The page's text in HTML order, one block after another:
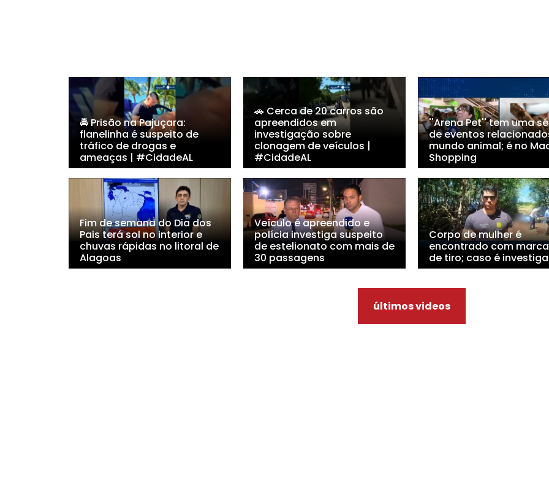
🚔 Prisão na Pajuçara:
flanelinha é suspeito de
tráfico de drogas e
ameaças | #CidadeAL
🚗 Cerca de 20 carros são
apreendidos em
investigação sobre
clonagem de veículos |
#CidadeAL
''Arena Pet'' tem uma
de eventos
mundo animal; é no
Shopping
Fim de semana do Dia dos
Pais terá sol no interior e
chuvas rápidas no litoral de
Alagoas
Veículo é apreendido e
polícia investiga suspeito
de estelionato com mais de
30 passagens
Corpo de mulher é
encontrado com
de tiro; caso é
últimos videos